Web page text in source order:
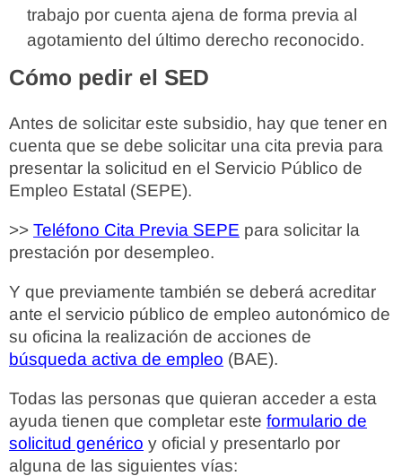
trabajo por cuenta ajena de forma previa al
agotamiento del último derecho reconocido.
Cómo pedir el SED
Antes de solicitar este subsidio, hay que tener en
cuenta que se debe solicitar una cita previa para
presentar la solicitud en el Servicio Público de
Empleo Estatal (SEPE).
>> Teléfono Cita Previa SEPE para solicitar la
prestación por desempleo.
Y que previamente también se deberá acreditar
ante el servicio público de empleo autonómico de
su oficina la realización de acciones de
búsqueda activa de empleo (BAE).
Todas las personas que quieran acceder a esta
ayuda tienen que completar este formulario de
solicitud genérico y oficial y presentarlo por
alguna de las siguientes vías: